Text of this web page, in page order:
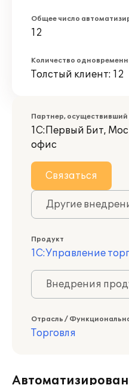
Общее число
12
Количество
Толстый клиент: 12
Партнер,
1С:Первый Бит,
офис
Связаться
Другие
Продукт
1С:Управление
Внедрения
Отрасль /
Торговля